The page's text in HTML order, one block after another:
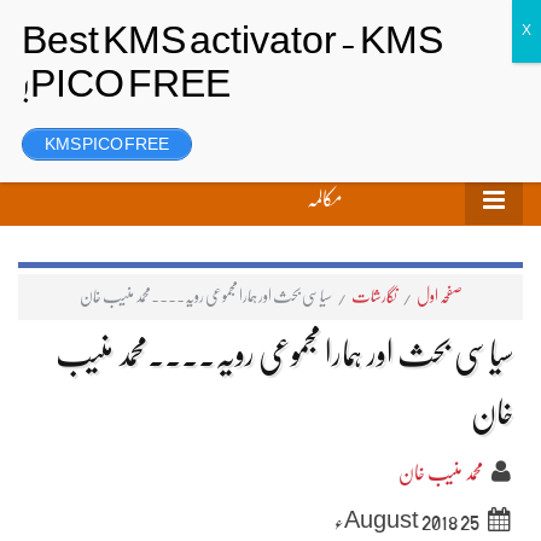
رجسٹر
مکالمہ
صفحہ اول / نگارشات / سیاسی بحث اور ہمارا مجموعی رویہ۔۔۔۔محمد منیب خان
سیاسی بحث اور ہمارا مجموعی رویہ۔۔۔۔محمد منیب
خان
محمد منیب خان
25 August 2018ء
KMS PICO FREE